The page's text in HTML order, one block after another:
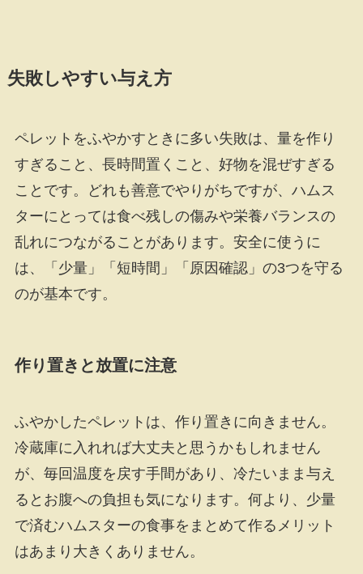
失敗しやすい与え方
ペレットをふやかすときに多い失敗は、量を作り
すぎること、長時間置くこと、好物を混ぜすぎる
ことです。どれも善意でやりがちですが、ハムス
ターにとっては食べ残しの傷みや栄養バランスの
乱れにつながることがあります。安全に使うに
は、「少量」「短時間」「原因確認」の3つを守る
のが基本です。
作り置きと放置に注意
ふやかしたペレットは、作り置きに向きません。
冷蔵庫に入れれば大丈夫と思うかもしれません
が、毎回温度を戻す手間があり、冷たいまま与え
るとお腹への負担も気になります。何より、少量
で済むハムスターの食事をまとめて作るメリット
はあまり大きくありません。